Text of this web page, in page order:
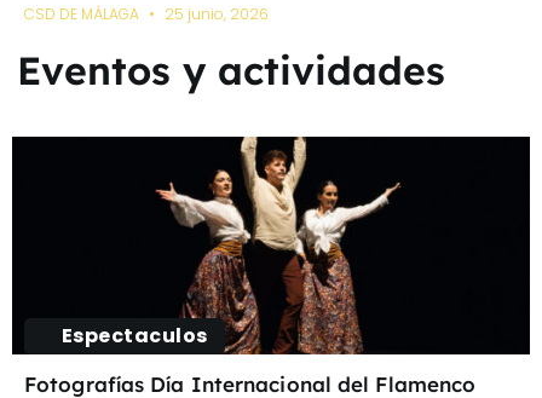
CSD DE MÁLAGA 25 junio, 2026
Eventos y actividades
Espectaculos
Fotografías Día Internacional del Flamenco